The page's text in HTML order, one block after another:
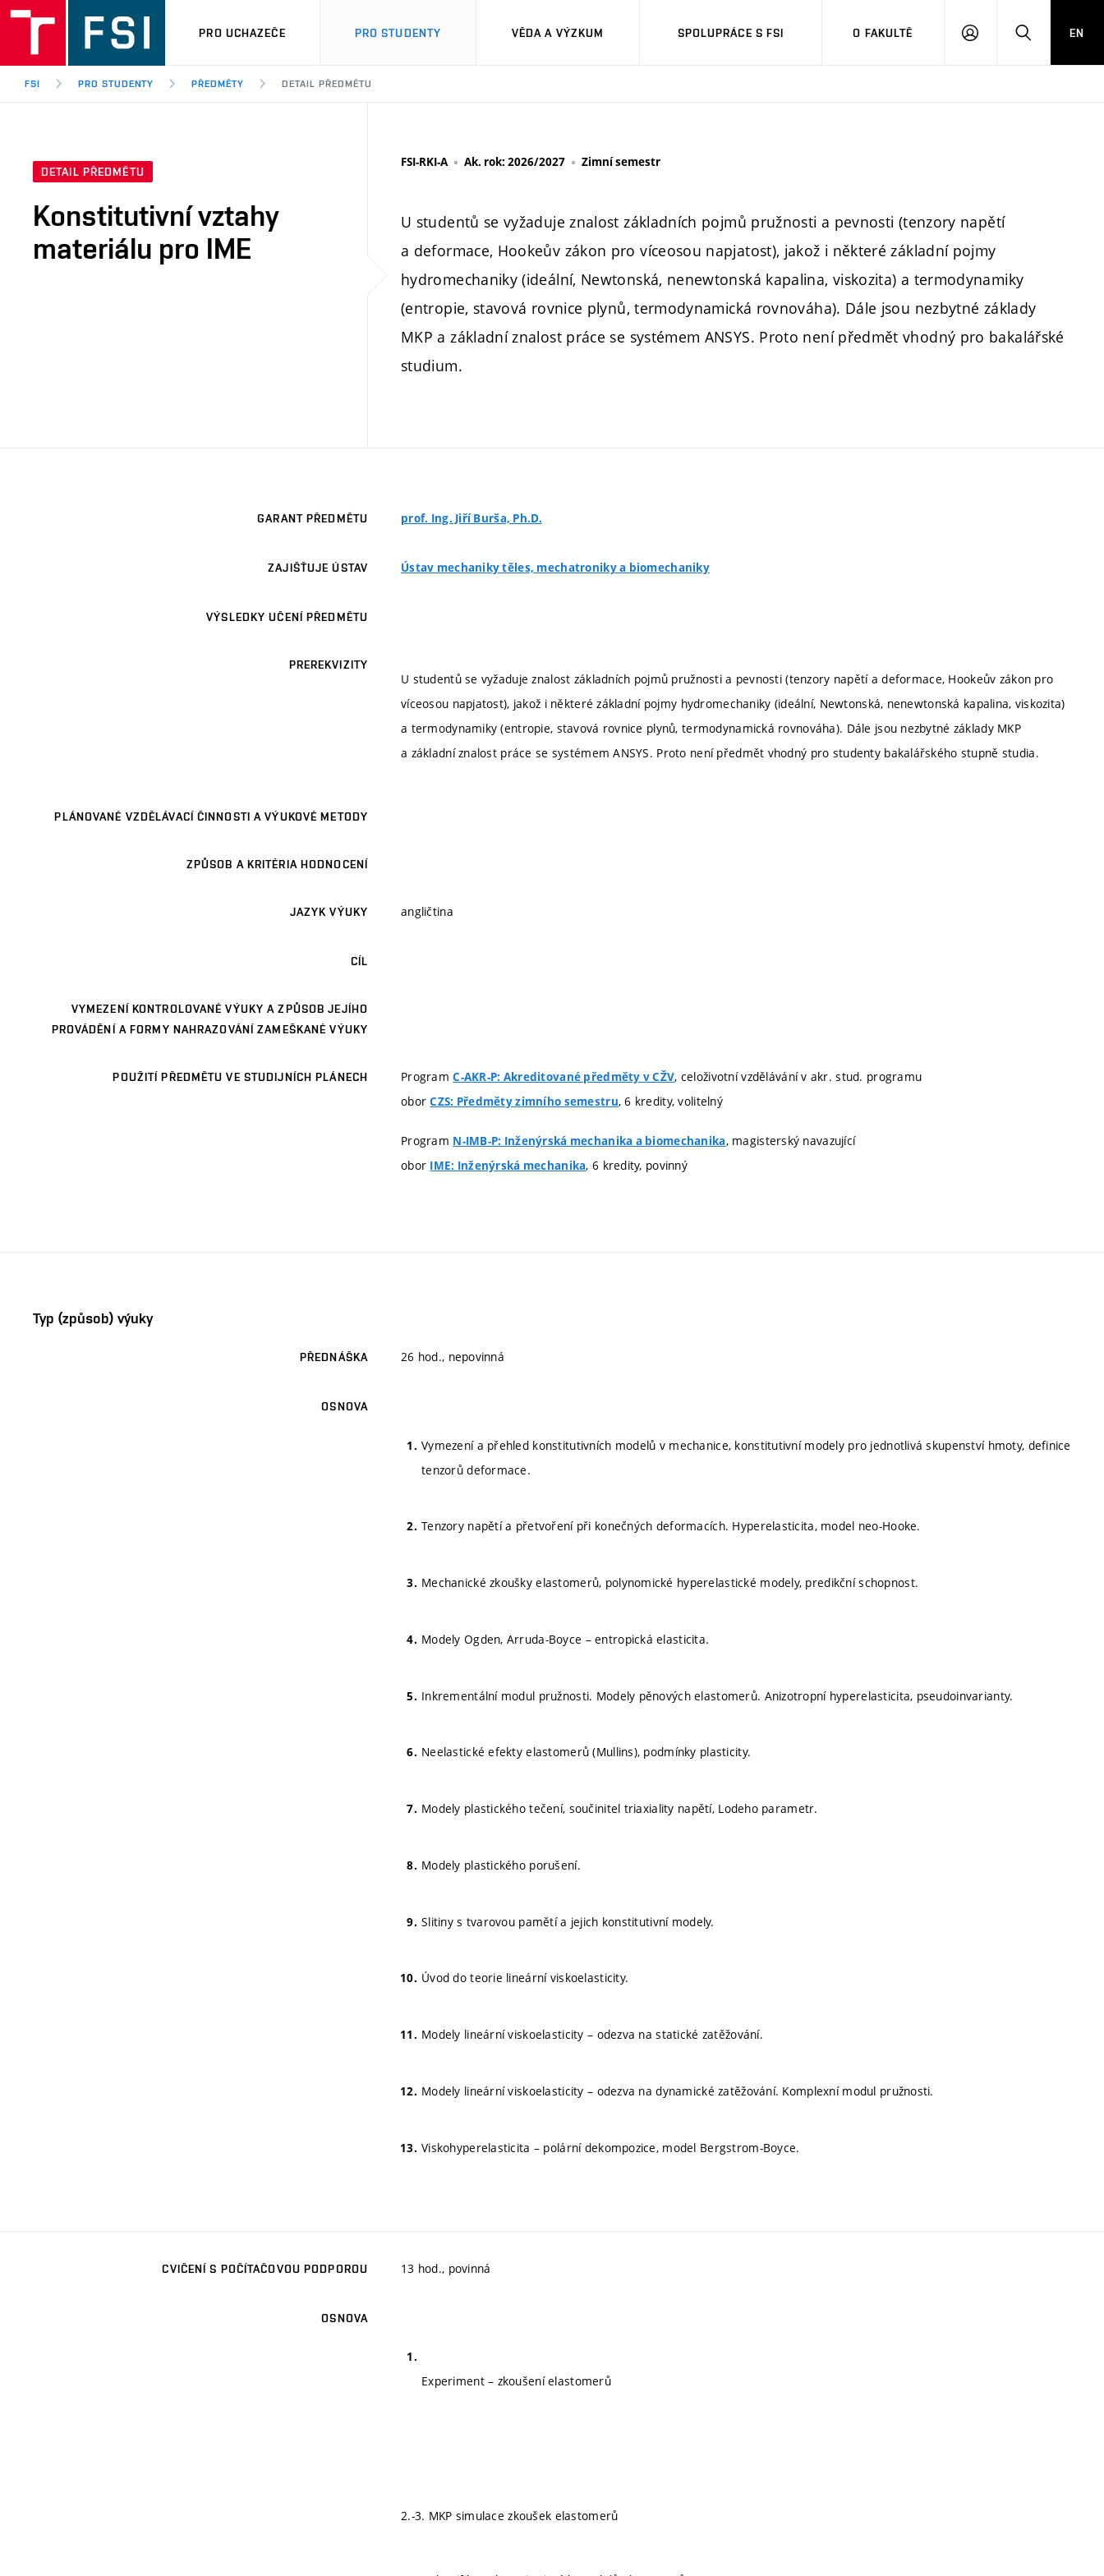
PRO UCHAZEČE PRO STUDENTY VĚDA A VÝZKUM SPOLUPRÁCE S FSI O FAKULTĚ
PŘIHLÁŠENÍHLEDAT
EN
FSI PRO STUDENTY PŘEDMĚTY DETAIL PŘEDMĚTU
DETAIL PŘEDMĚTU
Konstitutivní vztahy
materiálu pro IME
FSI-RKI-A Ak. rok: 2026/2027 Zimní semestr
U studentů se vyžaduje znalost základních pojmů pružnosti a pevnosti (tenzory napětí
a deformace, Hookeův zákon pro víceosou napjatost), jakož i některé základní pojmy
hydromechaniky (ideální, Newtonská, nenewtonská kapalina, viskozita) a termodynamiky
(entropie, stavová rovnice plynů, termodynamická rovnováha). Dále jsou nezbytné základy
MKP a základní znalost práce se systémem ANSYS. Proto není předmět vhodný pro bakalářské
studium.
GARANT PŘEDMĚTU prof. Ing. Jiří Burša, Ph.D.
ZAJIŠŤUJE ÚSTAV Ústav mechaniky těles, mechatroniky a biomechaniky
VÝSLEDKY UČENÍ PŘEDMĚTU
PREREKVIZITY
U studentů se vyžaduje znalost základních pojmů pružnosti a pevnosti (tenzory napětí a deformace, Hookeův zákon pro
víceosou napjatost), jakož i některé základní pojmy hydromechaniky (ideální, Newtonská, nenewtonská kapalina, viskozita)
a termodynamiky (entropie, stavová rovnice plynů, termodynamická rovnováha). Dále jsou nezbytné základy MKP
a základní znalost práce se systémem ANSYS. Proto není předmět vhodný pro studenty bakalářského stupně studia.
PLÁNOVANÉ VZDĚLÁVACÍ ČINNOSTI A VÝUKOVÉ METODY
ZPŮSOB A KRITÉRIA HODNOCENÍ
JAZYK VÝUKY angličtina
CÍL
VYMEZENÍ KONTROLOVANÉ VÝUKY A ZPŮSOB JEJÍHO
PROVÁDĚNÍ A FORMY NAHRAZOVÁNÍ ZAMEŠKANÉ VÝUKY
POUŽITÍ PŘEDMĚTU VE STUDIJNÍCH PLÁNECH ProgramC-AKR-P: Akreditované předměty v CŽV, celoživotní vzdělávání v akr. stud. programu
oborCZS: Předměty zimního semestru, 6 kredity, volitelný
Program N-IMB-P: Inženýrská mechanika a biomechanika, magisterský navazující
obor IME: Inženýrská mechanika, 6 kredity, povinný
Typ (způsob) výuky
PŘEDNÁŠKA 26 hod., nepovinná
OSNOVA
Vymezení a přehled konstitutivních modelů v mechanice, konstitutivní modely pro jednotlivá skupenství hmoty, definice
tenzorů deformace.
Tenzory napětí a přetvoření při konečných deformacích. Hyperelasticita, model neo-Hooke.
Mechanické zkoušky elastomerů, polynomické hyperelastické modely, predikční schopnost.
Modely Ogden, Arruda-Boyce – entropická elasticita.
Inkrementální modul pružnosti. Modely pěnových elastomerů. Anizotropní hyperelasticita, pseudoinvarianty.
Neelastické efekty elastomerů (Mullins), podmínky plasticity.
Modely plastického tečení, součinitel triaxiality napětí, Lodeho parametr.
Modely plastického porušení.
Slitiny s tvarovou pamětí a jejich konstitutivní modely.
Úvod do teorie lineární viskoelasticity.
Modely lineární viskoelasticity – odezva na statické zatěžování.
Modely lineární viskoelasticity – odezva na dynamické zatěžování. Komplexní modul pružnosti.
Viskohyperelasticita – polární dekompozice, model Bergstrom-Boyce.
CVIČENÍ S POČÍTAČOVOU PODPOROU 13 hod., povinná
OSNOVA
Experiment – zkoušení elastomerů
2.-3. MKP simulace zkoušek elastomerů